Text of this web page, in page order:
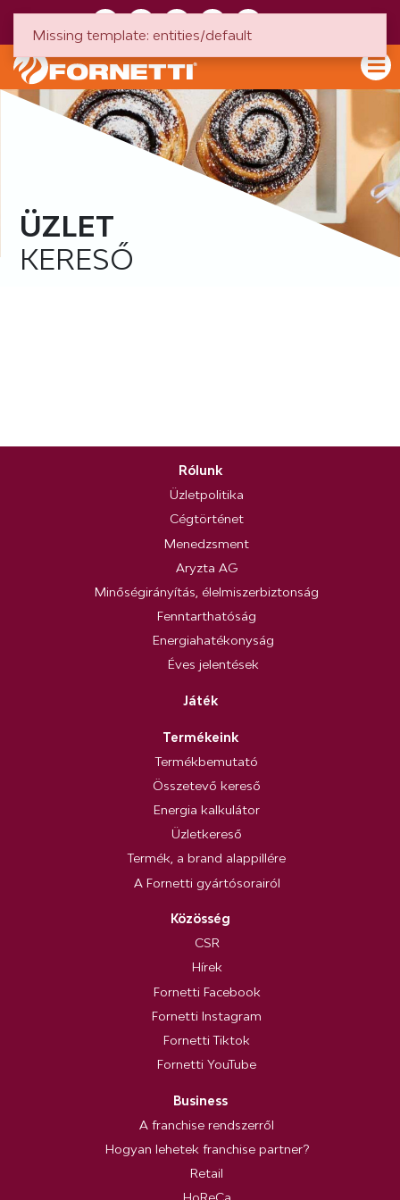
ÜZLET
KERESŐ
Rólunk
Üzletpolitika
Cégtörténet
Menedzsment
Aryzta AG
Minőségirányítás, élelmiszerbiztonság
Fenntarthatóság
Energiahatékonyság
Éves jelentések
Játék
Termékeink
Termékbemutató
Összetevő kereső
Energia kalkulátor
Üzletkereső
Termék, a brand alappillére
A Fornetti gyártósorairól
Közösség
CSR
Hírek
Fornetti Facebook
Fornetti Instagram
Fornetti Tiktok
Fornetti YouTube
Business
A franchise rendszerről
Hogyan lehetek franchise partner?
Retail
Missing template: entities/default